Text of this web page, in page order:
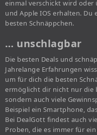
einmal verschickt wird oder
und Apple IOS erhalten.
besten Schnäppchen.
… unschlagbar
Die besten Deals und
Jahrelange Erfahrungen
um für dich die besten
ermöglicht dir nicht nur die
sondern auch viele
Beispiel ein Smartphone,
Bei DealGott findest auch
Proben, die es immer für